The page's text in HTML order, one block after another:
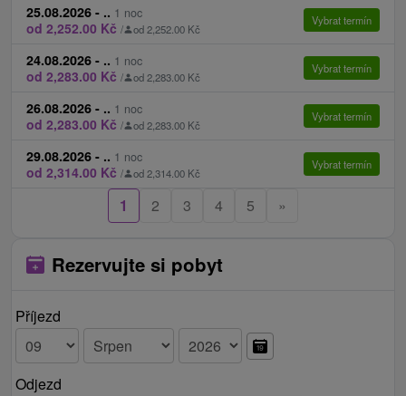
oběd dospělá osoba 20 € / osoba / noc, dítě 3 - 6
noc
Ceník - informace
Pobyty si lze prodloužit. Níže v kalkulaci naleznete
možnost vybrat si iz dalších pobytů s různou délkou
trvání, které však zahrnují odlišný rozsah služeb!
je třeba ho nahlásit už při rezervaci pobytu.
25.08.2026 - .. 1 noc
od 2,252.00 Kč / od 2,252.00 Kč
Vybrat termín
24.08.2026 - .. 1 noc
od 2,283.00 Kč / od 2,283.00 Kč
Vybrat termín
26.08.2026 - .. 1 noc
od 2,283.00 Kč / od 2,283.00 Kč
Vybrat termín
29.08.2026 - .. 1 noc
od 2,314.00 Kč / od 2,314.00 Kč
Vybrat termín
1 2 3 4 5 »
Rezervujte si pobyt
Příjezd
Odjezd